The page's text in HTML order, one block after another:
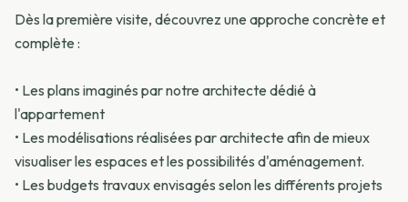
Dès la première visite, découvrez une approche concrète et
complète :
•⁠ ⁠Les plans imaginés par notre architecte dédié à
l'appartement
•⁠ ⁠Les modélisations réalisées par architecte afin de mieux
visualiser les espaces et les possibilités d'aménagement.
•⁠ ⁠Les budgets travaux envisagés selon les différents projets